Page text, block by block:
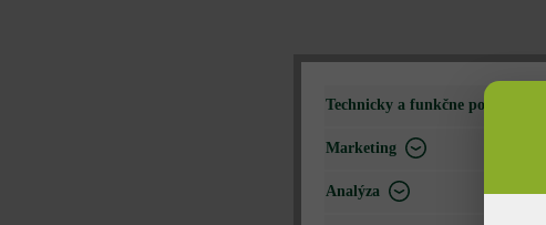
Technicky a funkčne potrebné
Marketing
Analýza